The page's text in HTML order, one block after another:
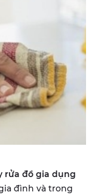
rửa đồ gia dụng
đình và trong